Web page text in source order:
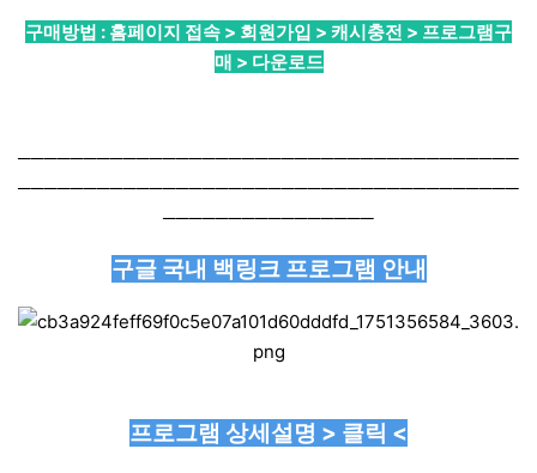
구매방법 : 홈페이지 접속 > 회원가입 > 캐시충전 > 프로그램구
매 > 다운로드
──────────────────────────────────────
──────────────────────────────────────
────────────────
구글 국내 백링크 프로그램 안내
프로그램 상세설명 > 클릭 <